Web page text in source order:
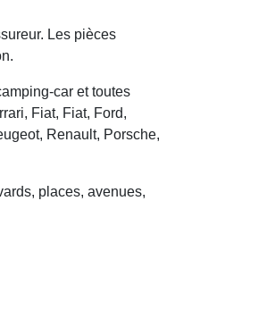
Les pièces
car et toutes
Fiat, Fiat, Ford,
Renault, Porsche,
places, avenues,